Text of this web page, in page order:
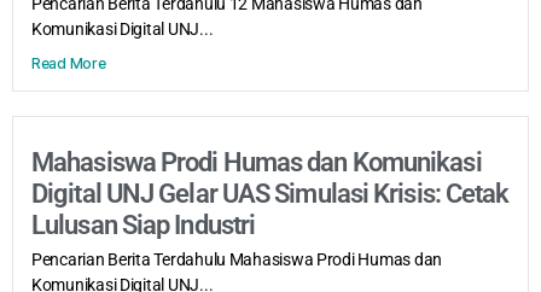
Pencarian Berita Terdahulu 12 Mahasiswa Humas dan
Komunikasi Digital UNJ...
Read More
Mahasiswa Prodi Humas dan Komunikasi
Digital UNJ Gelar UAS Simulasi Krisis: Cetak
Lulusan Siap Industri
Pencarian Berita Terdahulu Mahasiswa Prodi Humas dan
Komunikasi Digital UNJ...